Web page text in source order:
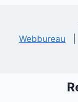
Webbureau |